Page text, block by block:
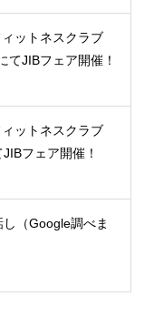
ットネスクラブ
てJIBフェア開催！
ットネスクラブ
フェア開催！
（Google調べま